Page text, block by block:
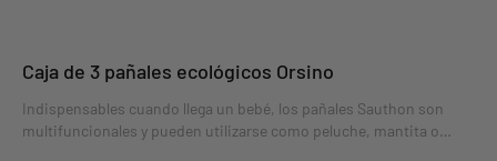
Caja de 3 pañales ecológicos Orsino
Indispensables cuando llega un bebé, los pañales Sauthon son
multifuncionales y pueden utilizarse como peluche, mantita o